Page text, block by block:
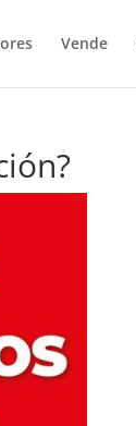
Vende